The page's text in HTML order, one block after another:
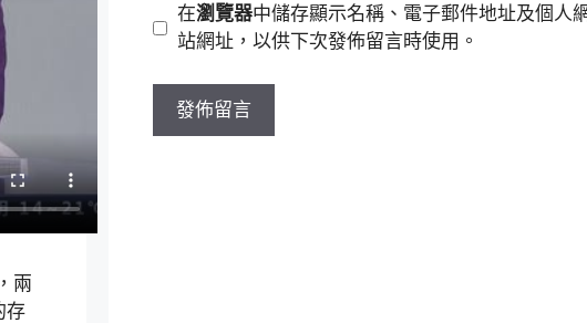
兩
存
址
站
址
在瀏覽器中儲存顯示名稱、電子郵件地址及個人
站網址，以供下次發佈留言時使用。